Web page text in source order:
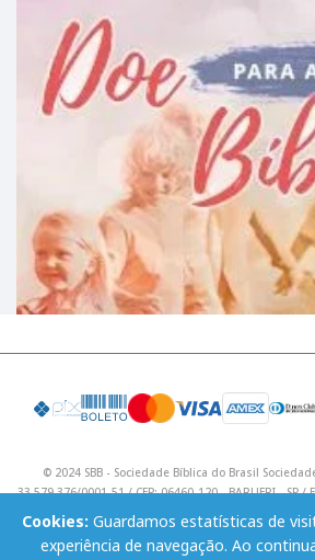
Cookies: Guardamos estatísticas de
experiência de navegação. Ao
© 2024 SBB - Sociedade Bíblica do Brasil
33.579.376/0001-51 / CEP: 06460-120 - BARUERI - SP /
/ Telefone: (11) 4195 9590 / Email: